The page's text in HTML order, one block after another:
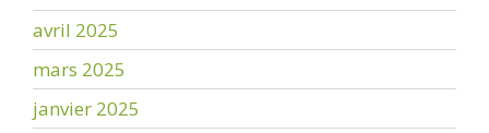
avril 2025
mars 2025
janvier 2025